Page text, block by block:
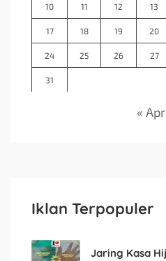
10 11 12 13
17 18 19 20
24 25 26 27
31
« Apr
Iklan Terpopuler